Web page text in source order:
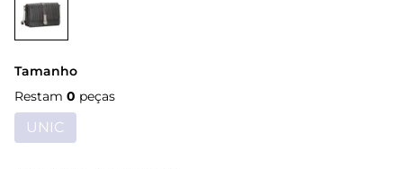
Tamanho
Restam 0 peças
UNIC